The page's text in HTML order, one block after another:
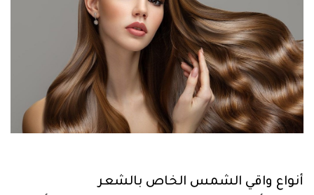
أنواع واقي الشمس الخاص بالشعر